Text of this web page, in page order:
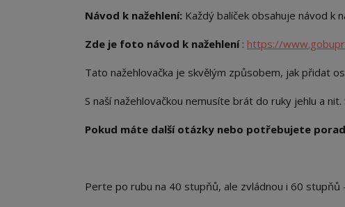
Návod k nažehlení: Každý balíček obsahuje návod k
Zde je foto návod k nažehlení: https://
Tato nažehlovačka je skvělým způsobem, jak přidat
S naší nažehlovačkou nemusíte brát do ruky jehlu a
Pokud máte další otázky nebo potřebujete
Perte po rubu na 40 stupňů, ale zvládnou i 60 stupňů